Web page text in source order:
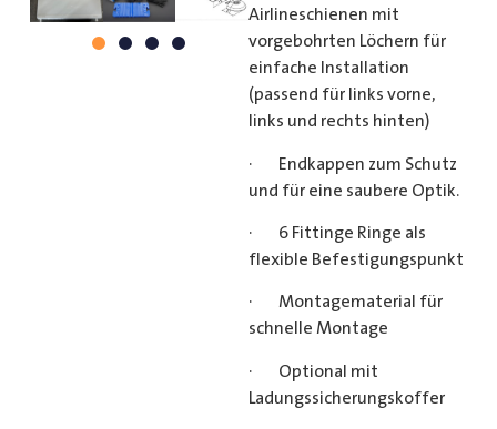
Airlineschienen mit
vorgebohrten Löchern für
einfache Installation
(passend für links vorne,
links und rechts hinten)
· Endkappen zum Schutz
und für eine saubere Optik.
· 6 Fittinge Ringe als
flexible Befestigungspunkt
· Montagematerial für
schnelle Montage
· Optional mit
Ladungssicherungskoffer